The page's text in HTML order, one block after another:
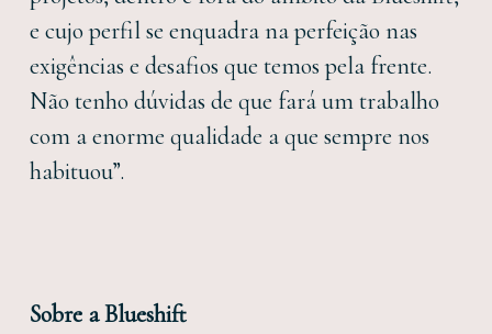
e cujo perfil se enquadra na perfeição nas
exigências e desafios que temos pela frente.
Não tenho dúvidas de que fará um trabalho
com a enorme qualidade a que sempre nos
habituou”.
Sobre a Blueshift